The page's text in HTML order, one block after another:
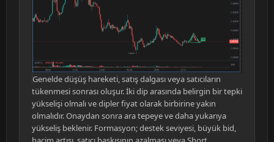
Genelde düşüş hareketi, satış dalgası veya satıcıların
tükenmesi sonrası oluşur. İki dip arasında belirgin bir tepki
yükselişi olmalı ve dipler fiyat olarak birbirine yakın
olmalıdır. Onaydan sonra ara tepeye ve daha yukarıya
yükseliş beklenir. Formasyon; destek seviyesi, büyük bid,